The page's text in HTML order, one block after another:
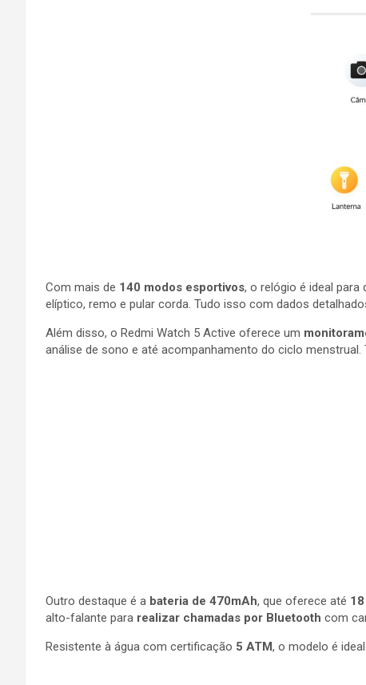
Com mais de 140 modos esportivos, o relógio é ideal
elíptico, remo e pular corda. Tudo isso com dados
Além disso, o Redmi Watch 5 Active oferece um
análise de sono e até acompanhamento do ciclo
Outro destaque é a bateria de 470mAh, que oferece até
alto-falante para realizar chamadas por Bluetooth com
Resistente à água com certificação 5 ATM, o modelo é